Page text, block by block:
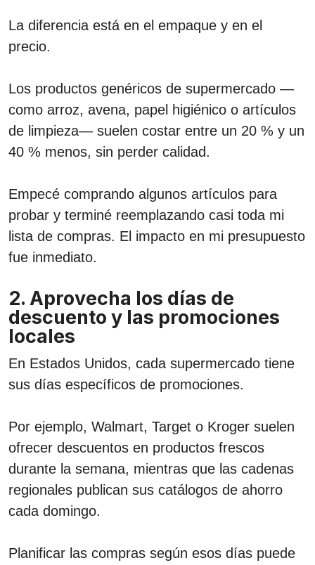
La diferencia está en el empaque y en el
precio.
Los productos genéricos de supermercado —
como arroz, avena, papel higiénico o artículos
de limpieza— suelen costar entre un 20 % y un
40 % menos, sin perder calidad.
Empecé comprando algunos artículos para
probar y terminé reemplazando casi toda mi
lista de compras. El impacto en mi presupuesto
fue inmediato.
2. Aprovecha los días de
descuento y las promociones
locales
En Estados Unidos, cada supermercado tiene
sus días específicos de promociones.
Por ejemplo, Walmart, Target o Kroger suelen
ofrecer descuentos en productos frescos
durante la semana, mientras que las cadenas
regionales publican sus catálogos de ahorro
cada domingo.
Planificar las compras según esos días puede